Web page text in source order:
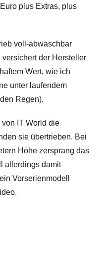
plus Extras, plus
voll-abwaschbar
der Hersteller
Wert, wie ich
unter laufendem
Regen).
IT World die
sie übertrieben. Bei
Höhe zersprang das
allerdings damit
Vorserienmodell